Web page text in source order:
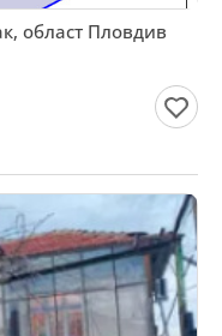
област Пловдив